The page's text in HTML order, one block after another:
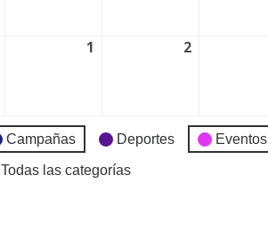
1 2
Campañas Deportes Eventos
Todas las categorías